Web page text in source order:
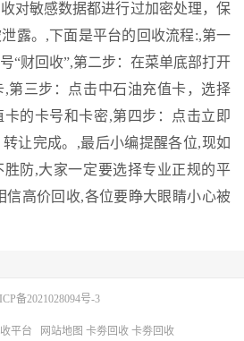
对敏感数据都进行过加密处理，保
露。,下面是平台的回收流程:,第一
“财回收”,第二步：在菜单底部打开
第三步：点击中石油充值卡，选择
的卡号和卡密,第四步：点击立即
让完成。,最后小编提醒各位,现如
防,大家一定要选择专业正规的平
信高价回收,各位要睁大眼睛小心被
备2021028094号-3
平台 网站地图 卡劵回收 卡劵回收